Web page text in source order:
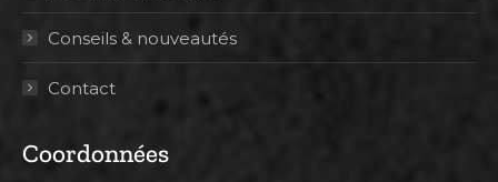
Conseils & nouveautés
Contact
Coordonnées